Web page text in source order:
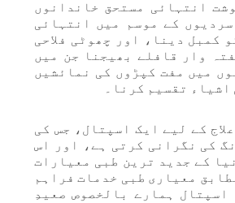
انتہائی مستحق خاندانوں
کے موسم میں انتہائی
کمبل دینا، اور چھوٹی فلاحی
وار قافلے بھیجنا جن میں
میں مفت کپڑوں کی نمائشیں
اشیاء تقسیم کرنا۔
کے لیے ایک اسپتال، جس کی
کی نگرانی کرتی ہے، اور اس
کے جدید ترین طبی معیارات
معیاری طبی خدمات فراہم
اسپتال ہمارے بالخصوص صعیدِ